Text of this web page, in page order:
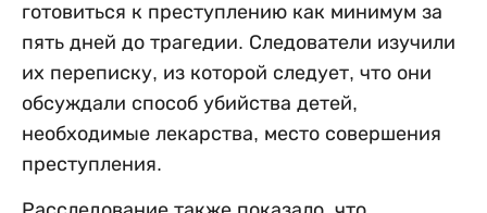
готовиться к преступлению как минимум за
пять дней до трагедии. Следователи изучили
их переписку, из которой следует, что они
обсуждали способ убийства детей,
необходимые лекарства, место совершения
преступления.